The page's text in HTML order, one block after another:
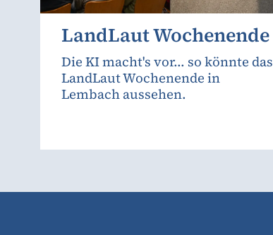
LandLaut Wochenende
Die KI macht's vor... so könnte das
LandLaut Wochenende in
Lembach aussehen.